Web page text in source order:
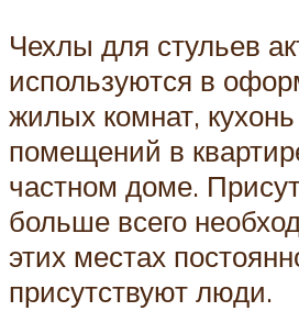
Чехлы для стульев
используются в
жилых комнат,
помещений в
частном доме.
больше всего
этих местах
присутствуют люди.